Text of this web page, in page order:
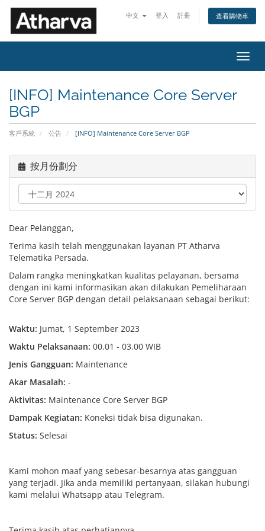
中文 登入 註冊 查看購物車
切
換
[INFO] Maintenance Core Server
BGP
客戶系統 公告 [INFO] Maintenance Core Server BGP
按月份劃分
Dear Pelanggan,
Terima kasih telah menggunakan layanan PT Atharva
Telematika Persada.
Dalam rangka meningkatkan kualitas pelayanan, bersama
dengan ini kami informasikan akan dilakukan Pemeliharaan
Core Server BGP dengan detail pelaksanaan sebagai berikut:
Waktu: Jumat, 1 September 2023
Waktu Pelaksanaan: 00.01 - 03.00 WIB
Jenis Gangguan: Maintenance
Akar Masalah: -
Aktivitas: Maintenance Core Server BGP
Dampak Kegiatan: Koneksi tidak bisa digunakan.
Status: Selesai
Kami mohon maaf yang sebesar-besarnya atas gangguan
yang terjadi. Jika anda memiliki pertanyaan, silakan hubungi
kami melalui Whatsapp atau Telegram.